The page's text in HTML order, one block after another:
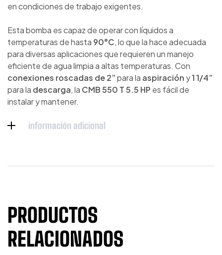
en condiciones de trabajo exigentes.
Esta bomba es capaz de operar con líquidos a
temperaturas de hasta 90°C, lo que la hace adecuada
para diversas aplicaciones que requieren un manejo
eficiente de agua limpia a altas temperaturas. Con
conexiones roscadas de 2”para la aspiración y1 1/4”
para la descarga, la CMB 550 T 5.5 HP es fácil de
instalar y mantener.
información adicional
PRODUCTOS
RELACIONADOS